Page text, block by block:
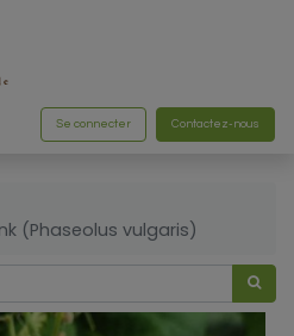
Se connecter Contactez-nous
(Phaseolus vulgaris)